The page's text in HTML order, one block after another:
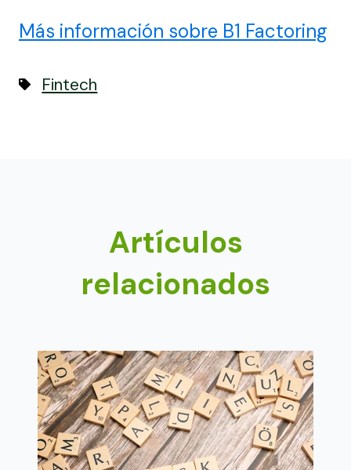
Más información sobre B1 Factoring
Fintech
Artículos
relacionados